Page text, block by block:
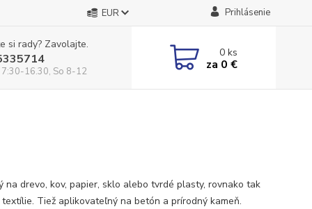
EUR Prihlásenie
si rady? Zavolajte.
7:30-16.30, So 8-12
0ks
za 0 €
na drevo, kov, papier, sklo alebo tvrdé plasty, rovnako tak
textílie. Tiež aplikovateľný na betón a prírodný kameň.